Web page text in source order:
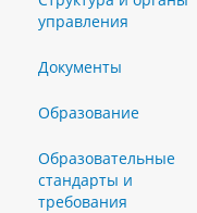
управления
Документы
Образование
Образовательные
стандарты и
требования